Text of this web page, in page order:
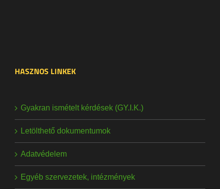
HASZNOS LINKEK
Gyakran ismételt kérdések (GY.I.K.)
Letölthető dokumentumok
Adatvédelem
Egyéb szervezetek, intézmények